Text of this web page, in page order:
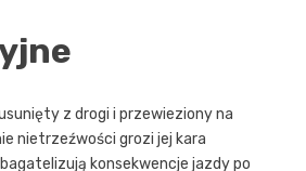
z drogi i przewieziony na
nietrzeźwości grozi jej kara
konsekwencje jazdy po